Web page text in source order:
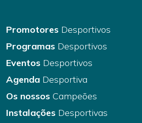
Promotores Desportivos
Programas Desportivos
Eventos Desportivos
Agenda Desportiva
Os nossos Campeões
Instalações Desportivas